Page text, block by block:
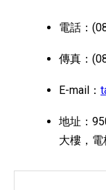
電話：
傳真：
E-mail：
地址：
大樓，電